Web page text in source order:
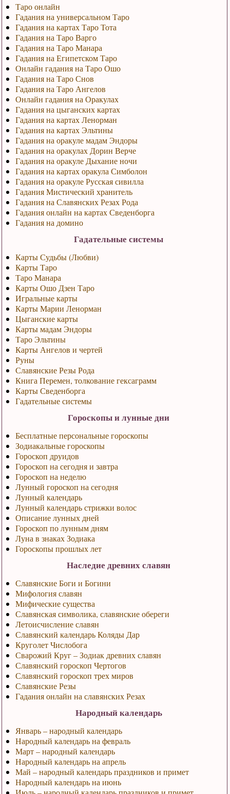
Таро онлайн
Гадания на универсальном Таро
Гадания на картах Таро Тота
Гадания на Таро Варго
Гадания на Таро Манара
Гадания на Египетском Таро
Онлайн гадания на Таро Ошо
Гадания на Таро Снов
Гадания на Таро Ангелов
Онлайн гадания на Оракулах
Гадания на цыганских картах
Гадания на картах Ленорман
Гадания на картах Эльтины
Гадания на оракуле мадам Эндоры
Гадания на оракулах Дорин Верче
Гадания на оракуле Дыхание ночи
Гадания на картах оракула Симболон
Гадания на оракуле Русская сивилла
Гадания Мистический хранитель
Гадания на Славянских Резах Рода
Гадания онлайн на картах Сведенборга
Гадания на домино
Гадательные системы
Карты Судьбы (Любви)
Карты Таро
Таро Манара
Карты Ошо Дзен Таро
Игральные карты
Карты Марии Ленорман
Цыганские карты
Карты мадам Эндоры
Таро Эльтины
Карты Ангелов и чертей
Руны
Славянские Резы Рода
Книга Перемен, толкование гексаграмм
Карты Сведенборга
Гадательные системы
Гороскопы и лунные дни
Бесплатные персональные гороскопы
Зодиакальные гороскопы
Гороскоп друидов
Гороскоп на сегодня и завтра
Гороскоп на неделю
Лунный гороскоп на сегодня
Лунный календарь
Лунный календарь стрижки волос
Описание лунных дней
Гороскоп по лунным дням
Луна в знаках Зодиака
Гороскопы прошлых лет
Наследие древних славян
Славянские Боги и Богини
Мифология славян
Мифические существа
Славянская символика, славянские обереги
Летоисчисление славян
Славянский календарь Коляды Дар
Круголет Числобога
Сварожий Круг – Зодиак древних славян
Славянский гороскоп Чертогов
Славянский гороскоп трех миров
Славянские Резы
Гадания онлайн на славянских Резах
Народный календарь
Январь – народный календарь
Народный календарь на февраль
Март – народный календарь
Народный календарь на апрель
Май – народный календарь праздников и примет
Народный календарь на июнь